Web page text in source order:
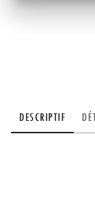
DESCRIPTIF